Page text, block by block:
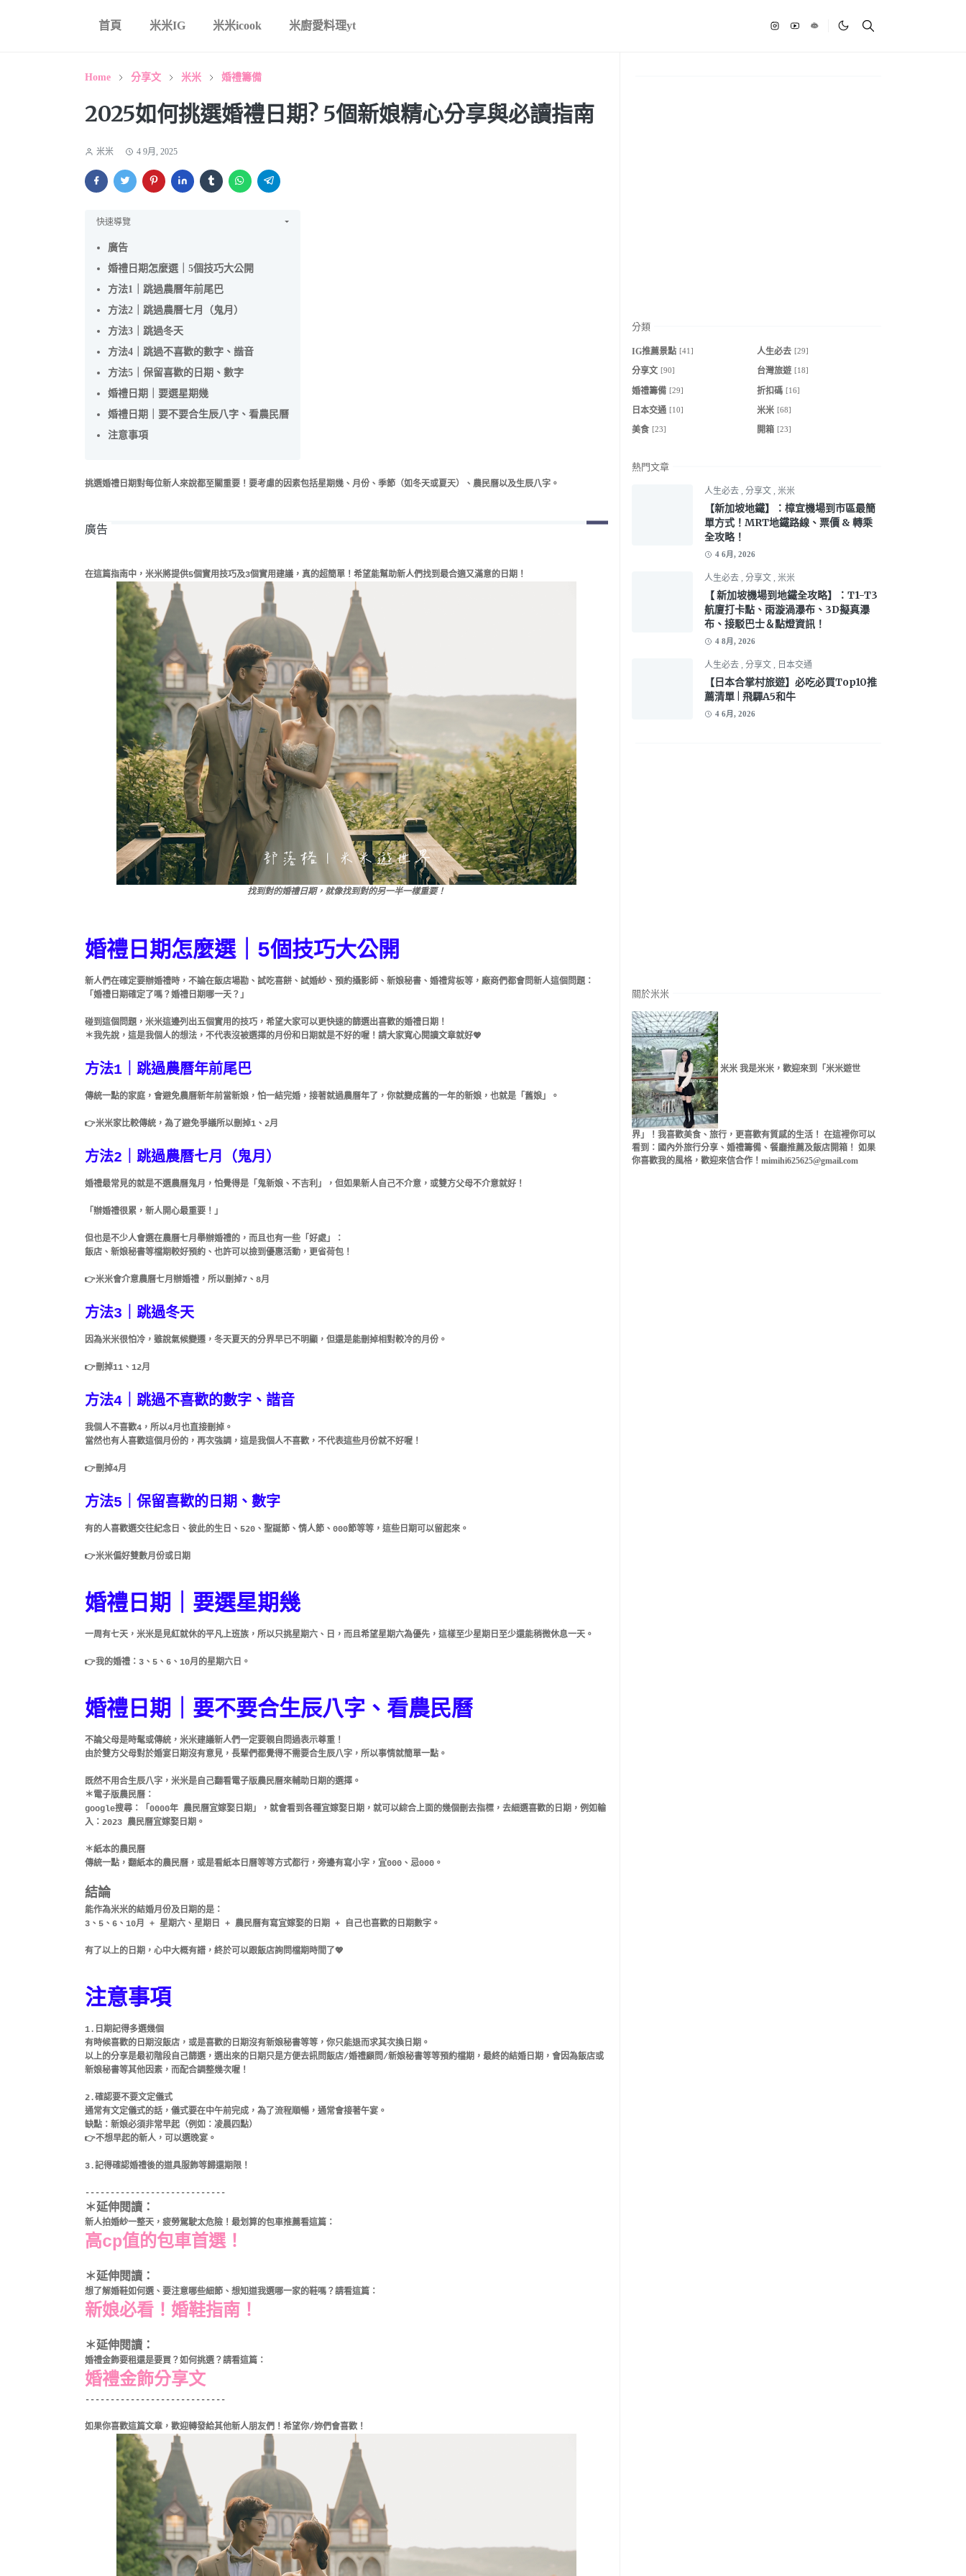
首頁 米米IG 米米icook 米廚愛料理yt
Home 分享文 米米 婚禮籌備
2025如何挑選婚禮日期? 5個新娘精心分享與必讀指南
米米 4 9月, 2025
快速導覽
廣告
婚禮日期怎麼選｜5個技巧大公開
方法1｜跳過農曆年前尾巴
方法2｜跳過農曆七月（鬼月）
方法3｜跳過冬天
方法4｜跳過不喜歡的數字、諧音
方法5｜保留喜歡的日期、數字
婚禮日期｜要選星期幾
婚禮日期｜要不要合生辰八字、看農民曆
注意事項
挑選婚禮日期對每位新人來說都至關重要！ 要考慮的因素包括星期幾、月份、季節（如冬天或夏天）、農民曆以及生辰八字。
廣告
在這篇指南中，米米將提供5個實用技巧及3個實用建議， 真的超簡單！ 希望能幫助新人們找到最合適又滿意的日期！
找到對的婚禮日期，就像找到對的另一半一樣重要！
婚禮日期怎麼選｜5個技巧大公開
新人們在確定要辦婚禮時， 不論在飯店場勘、試吃喜餅、試婚紗、預約攝影師、新娘秘書、婚禮背板等，廠商們都會問新人這個問題：
「婚禮日期確定了嗎？婚禮日期哪一天？」
碰到這個問題，米米這邊列出五個實用的技巧 ，希望大家可以更快速的篩選出喜歡的婚禮日期！
＊我先說，這是我個人的想法，不代表沒被選擇的月份和日期就是不好的喔！請大家寬心閱讀文章就好💖
方法1｜跳過農曆年前尾巴
傳統一點的家庭，會避免農曆新年前當新娘，怕一結完婚，接著就過農曆年了，你就變成舊的一年的新娘，也就是「舊娘」。
👉米米家比較傳統，為了避免爭議所以刪掉1、2月
方法2｜跳過農曆七月（鬼月）
婚禮最常見的就是不選農曆鬼月，怕覺得是「鬼新娘、不吉利」，但如果新人自己不介意，或雙方父母不介意就好！
「辦婚禮很累，新人開心最重要！」
但也是不少人會選在農曆七月舉辦婚禮的，而且也有一些「好處」：
飯店、新娘秘書等檔期較好預約、也許可以撿到優惠活動，更省荷包！
👉米米會介意農曆七月辦婚禮，所以刪掉7、8月
方法3｜跳過冬天
因為米米很怕冷， 雖說氣候變遷，冬天夏天的分界早已不明顯，但還是能刪掉相對較冷的月份。
👉刪掉11、12月
方法4｜ 跳過不喜歡的數字、諧音
我個人不喜歡4，所以4月也直接刪掉。
當然也有人喜歡這個月份的，再次強調，這是我個人不喜歡，不代表這些月份就不好喔！
👉刪掉4月
方法5｜保留喜歡的日期、數字
有的人喜歡選交往紀念日、彼此的生日、520、聖誕節、情人節、000節等等，這些日期可以留起來。
👉米米偏好雙數月份或日期
婚禮日期｜要選星期幾
一周有七天，米米是見紅就休的平凡上班族，所以只挑星期六、日，而且希望星期六為優先，這樣至少星期日至少還能稍微休息一天。
👉我的婚禮：3、5、6、10月的星期六日。
婚禮日期｜要不要合生辰八字、看農民曆
不論父母是時髦或傳統，米米建議新人們一定要親自問過表示尊重！
由於雙方父母對於婚宴日期沒有意見，長輩們都覺得不需要合生辰八字，所以事情就簡單一點。
既然不用合生辰八字，米米是自己翻看電子版農民曆來輔助日期的選擇。
＊電子版農民曆：
google搜尋：「0000年 農民曆宜嫁娶日期」，就會看到各種宜嫁娶日期，就可以綜合上面的幾個刪去指標，去細選喜歡的日期，例如輸
入：2023 農民曆宜嫁娶日期。
＊紙本的農民曆
傳統一點，翻紙本的農民曆，或是看紙本日曆等等方式都行，旁邊有寫小字，宜000、忌000。
結論
能作為米米的結婚月份及日期的是：
3、5、6、10月 + 星期六、星期日 + 農民曆有寫宜嫁娶的日期 + 自己也喜歡的日期數字。
有了以上的日期，心中大概有譜，終於可以跟飯店詢問檔期時間了💖
注意事項
1.日期記得多選幾個
有時候喜歡的日期沒飯店，或是喜歡的日期沒有新娘秘書等等，你只能退而求其次換日期。
以上的分享是最初階段自己篩選，選出來的日期只是方便去訊問飯店/婚禮顧問/新娘秘書等等預約檔期，最終的結婚日期，會因為飯店或
新娘秘書等其他因素，而配合調整幾次喔！
2.確認要不要文定儀式
通常有文定儀式的話，儀式要在中午前完成，為了流程順暢，通常會接著午宴。
缺點：新娘必須非常早起（例如：凌晨四點）
👉不想早起的新人，可以選晚宴。
3.記得確認婚禮後的道具服飾等歸還期限！
----------------------------
＊延伸閱讀：
新人拍婚紗一整天， 疲勞駕駛太危險！最划算的包車推薦看這篇：
高cp值的包車首選！
＊延伸閱讀：
想了解婚鞋如何選、要注意哪些細節、想知道我選哪一家的鞋嗎？請看這篇 ：
新娘必看！婚鞋指南！
＊延伸閱讀：
婚禮金飾要租還是要買？如何挑選？請看這篇：
婚禮金飾分享文
----------------------------
如果你喜歡這篇文章，歡迎轉發給其他新人朋友們！希望你/妳們會喜歡！
分類
IG推薦景點 [41] 人生必去 [29]
分享文 [90] 台灣旅遊 [18]
婚禮籌備 [29] 折扣碼 [16]
日本交通 [10] 米米 [68]
美食 [23] 開箱 [23]
熱門文章
人生必去 , 分享文 , 米米
【新加坡地鐵】：樟宜機場到市區最簡
單方式！MRT地鐵路線、票價 & 轉乘
全攻略！
4 6月, 2026
人生必去 , 分享文 , 米米
【 新加坡機場到地鐵全攻略】：T1-T3
航廈打卡點、雨漩渦瀑布、3D擬真瀑
布、接駁巴士＆點燈資訊！
4 8月, 2026
人生必去 , 分享文 , 日本交通
【日本合掌村旅遊】必吃必買Top10推
薦清單 | 飛驒A5和牛
4 6月, 2026
關於米米
米米 我是米米，歡迎來到「米米遊世
界」！我喜歡美食、旅行，更喜歡有質感的生活！ 在這裡你可以
看到：國內外旅行分享、婚禮籌備、餐廳推薦及飯店開箱！ 如果
你喜歡我的風格，歡迎來信合作！mimihi625625@gmail.com